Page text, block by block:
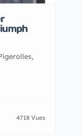
4718 Vues